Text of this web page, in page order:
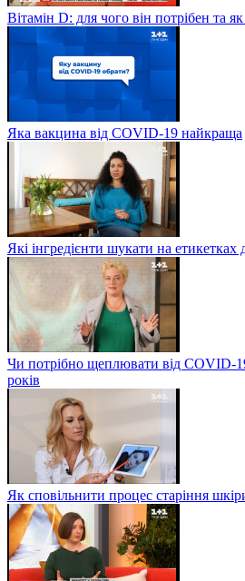
Вітамін D: для чого він потрібен та
Яка вакцина від СOVID-19 найкраща
Які інгредієнти шукати на етикетках
Чи потрібно щеплювати від COVID-
років
Як сповільнити процес старіння